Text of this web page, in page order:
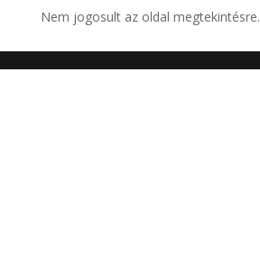
Nem jogosult az oldal megtekintésre.